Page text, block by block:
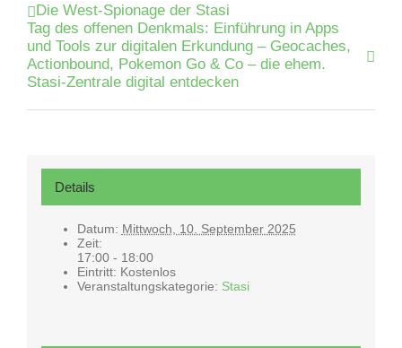
Die West-Spionage der Stasi
Tag des offenen Denkmals: Einführung in Apps
und Tools zur digitalen Erkundung – Geocaches,
Actionbound, Pokemon Go & Co – die ehem.
Stasi-Zentrale digital entdecken
Details
Datum: Mittwoch, 10. September 2025
Zeit:
17:00 - 18:00
Eintritt: Kostenlos
Veranstaltungskategorie: Stasi